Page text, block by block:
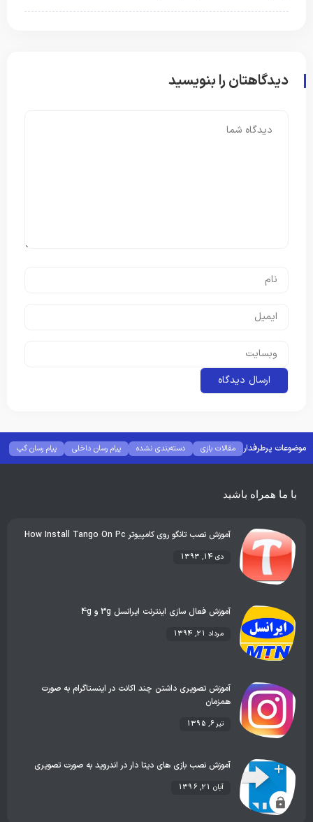
دیدگاهتان را بنویسید
موضوعات پرطرفدار مقالات بازی دسته‌بندی نشده پیام رسان داخلی
پیام رسان گپ
بهترین گجت ها
هوش مصنوعی رفع خطا و ارور
با ما همراه باشید
آموزش نصب تانگو روی کامپیوتر How Install Tango On Pc
دی 14, 1393
آموزش فعال سازی اینترنت ایرانسل 3g و 4g
مرداد 21, 1394
آموزش تصویری داشتن چند اکانت در اینستاگرام به صورت
همزمان
تیر 6, 1395
آموزش نصب بازی های دیتا دار در اندروید به صورت تصویری
آبان 21, 1396